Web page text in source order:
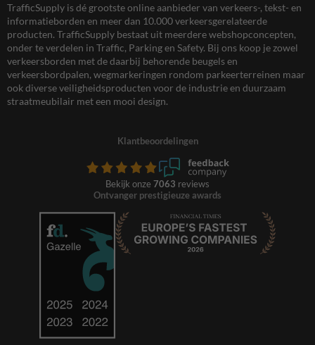
TrafficSupply is dé grootste online aanbieder van verkeers-, tekst- en
informatieborden en meer dan 10.000 verkeersgerelateerde
producten. TrafficSupply bestaat uit meerdere webshopconcepten,
onder te verdelen in Traffic, Parking en Safety. Bij ons koop je zowel
verkeersborden met de daarbij behorende beugels en
verkeersbordpalen, wegmarkeringen rondom parkeerterreinen maar
ook diverse veiligheidsproducten voor de industrie en duurzaam
straatmeubilair met een mooi design.
Klantbeoordelingen
Bekijk onze 7063 reviews
Ontvanger prestigieuze awards